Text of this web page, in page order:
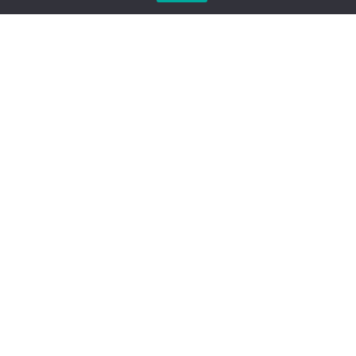
bağlayan gecenin ilk saatlerinde yeni görünümüyle